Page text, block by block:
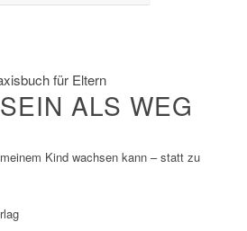
für Eltern
ALS WEG
Kind wachsen kann – statt zu